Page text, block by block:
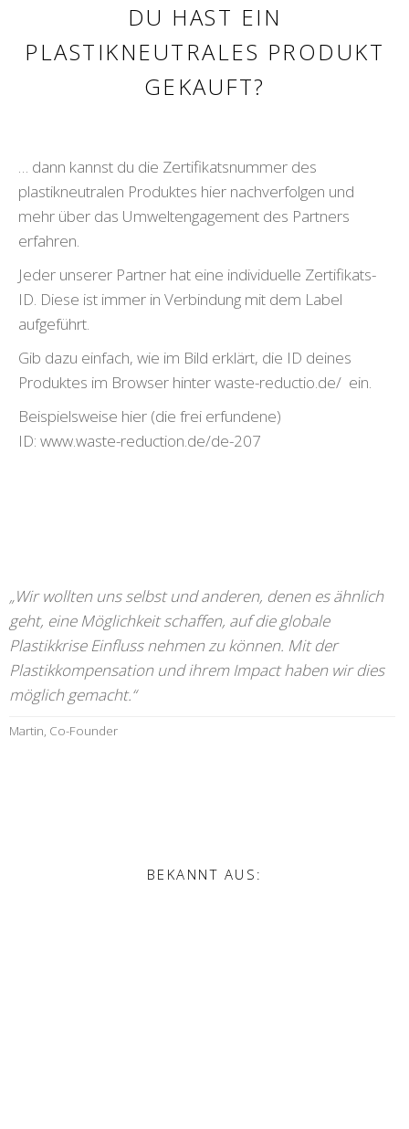
DU HAST EIN
PLASTIKNEUTRALES PRODUKT
GEKAUFT?
… dann kannst du die Zertifikatsnummer des
plastikneutralen Produktes hier nachverfolgen und
mehr über das Umweltengagement des Partners
erfahren.
Jeder unserer Partner hat eine individuelle Zertifikats-
ID. Diese ist immer in Verbindung mit dem Label
aufgeführt.
Gib dazu einfach, wie im Bild erklärt, die ID deines
Produktes im Browser hinter waste-reductio.de/ ein.
Beispielsweise hier (die frei erfundene)
ID: www.waste-reduction.de/de-207
„Wir wollten uns selbst und anderen, denen es ähnlich
geht, eine Möglichkeit schaffen, auf die globale
Plastikkrise Einfluss nehmen zu können. Mit der
Plastikkompensation und ihrem Impact haben wir dies
möglich gemacht.“
Martin, Co-Founder
BEKANNT AUS: